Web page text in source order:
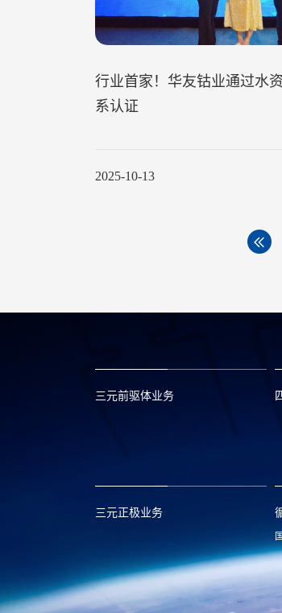
行业首家！华友钴业通过水
系认证
2025-10-13
三元前驱体业务
三元正极业务